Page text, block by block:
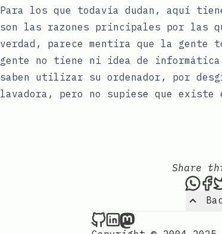
Para los que todavía dudan, aquí
son las razones principales por las
verdad, parece mentira que la gente
gente no tiene ni idea de
saben utilizar su ordenador, por
lavadora, pero no supiese que existe
Share
Nordic Design on
Nordic Design on
Nordic Design